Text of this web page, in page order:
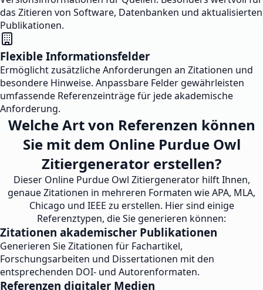
das Zitieren von Software, Datenbanken und aktualisierten
Publikationen.
Flexible Informationsfelder
Ermöglicht zusätzliche Anforderungen an Zitationen und
besondere Hinweise. Anpassbare Felder gewährleisten
umfassende Referenzeinträge für jede akademische
Anforderung.
Welche Art von Referenzen können
Sie mit dem Online Purdue Owl
Zitiergenerator erstellen?
Dieser Online Purdue Owl Zitiergenerator hilft Ihnen,
genaue Zitationen in mehreren Formaten wie APA, MLA,
Chicago und IEEE zu erstellen. Hier sind einige
Referenztypen, die Sie generieren können:
Zitationen akademischer Publikationen
Generieren Sie Zitationen für Fachartikel,
Forschungsarbeiten und Dissertationen mit den
entsprechenden DOI- und Autorenformaten.
Referenzen digitaler Medien